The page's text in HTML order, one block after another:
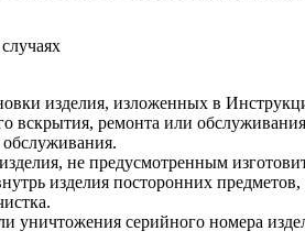
изделия, изложенных в
вскрытия, ремонта или
не предусмотренным
изделия посторонних
уничтожения серийного номера